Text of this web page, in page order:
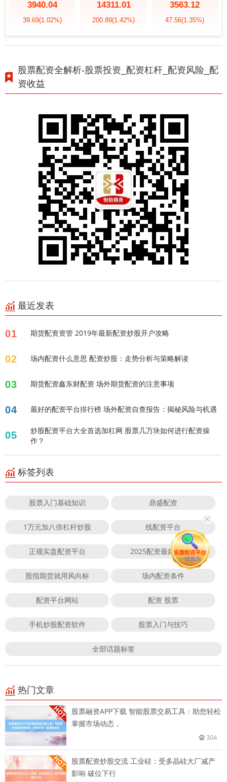
3940.04
39.69(1.02%)
14311.01
200.89(1.42%)
3563.12
47.56(1.35%)
股票配资全解析-股票投资_配资杠杆_配资风险_配
资收益
最近发表
01 期货配资资管 2019年最新配资炒股开户攻略
02 场内配资什么意思 配资炒股：走势分析与策略解读
03 期货配资鑫东财配资 场外期货配资的注意事项
04 最好的配资平台排行榜 场外配资自查报告：揭秘风险与机遇
05
炒股配资平台大全首选加杠网 股票几万块如何进行配资操
作？
标签列表
股票入门基础知识 鼎盛配资
1万元加八倍杠杆炒股 线配资平台
正规实盘配资平台 2025配资最好的平台
股指期货就用风向标 场内配资条件
配资平台网站 配资 股票
手机炒股配资软件 股票入门与技巧
全部话题标签
热门文章
股票融资APP下载 智能股票交易工具：助您轻松
掌握市场动态，
304
股票配资炒股交流 工业硅：受多晶硅大厂减产
影响 破位下行